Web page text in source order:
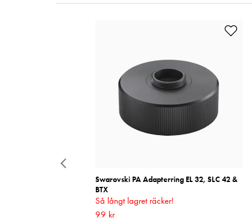
Swarovski PA Adapterring EL 32, SLC 42 &
BTX
Så långt lagret räcker!
Nuvarande pris
99 kr